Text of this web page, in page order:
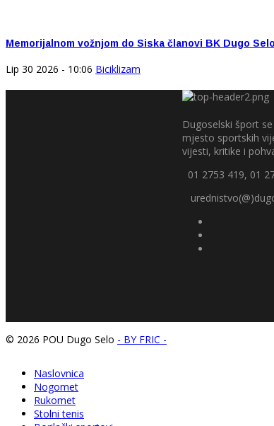
Memorijalnom vožnjom do Siska članovi BK Dugo
Lip 30 2026 - 10:06 Biciklizam
Dugoselski šport
mjesto sportskih
vijesti, kritike i
01 2753 419, 01
© 2026 POU Dugo Selo - BY FRIC -
Naslovnica
Nogomet
Rukomet
Stolni tenis